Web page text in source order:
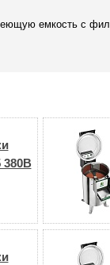
емкость с
380В